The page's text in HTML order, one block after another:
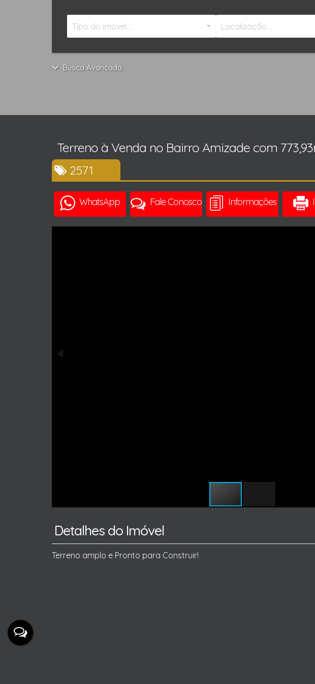
Tipo do imóvel... Localização ...
Busca Avançada
Terreno à Venda no Bairro Amizade com
2571
WhatsApp Fale Conosco Informações
Detalhes do Imóvel
Terreno amplo e Pronto para Construir!